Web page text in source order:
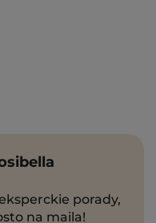
porady,
na maila!